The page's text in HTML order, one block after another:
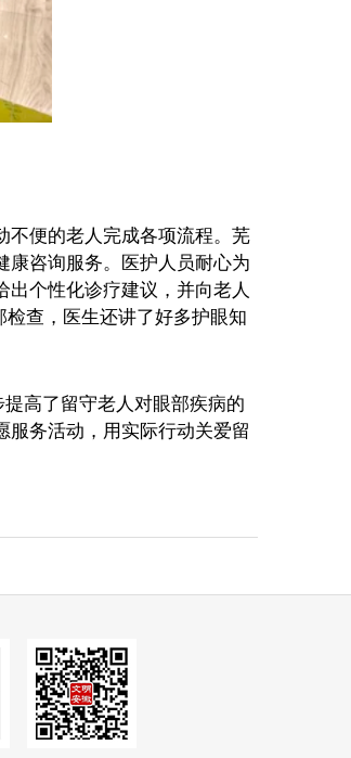
便的老人完成各项流程。芜
康咨询服务。医护人员耐心为
个性化诊疗建议，并向老人
检查，医生还讲了好多护眼知
高了留守老人对眼部疾病的
服务活动，用实际行动关爱留